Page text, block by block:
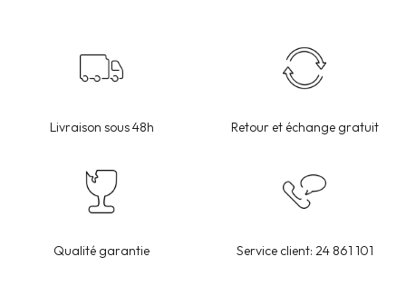
Livraison sous 48h Retour et échange gratuit
Qualité garantie Service client: 24 861 101